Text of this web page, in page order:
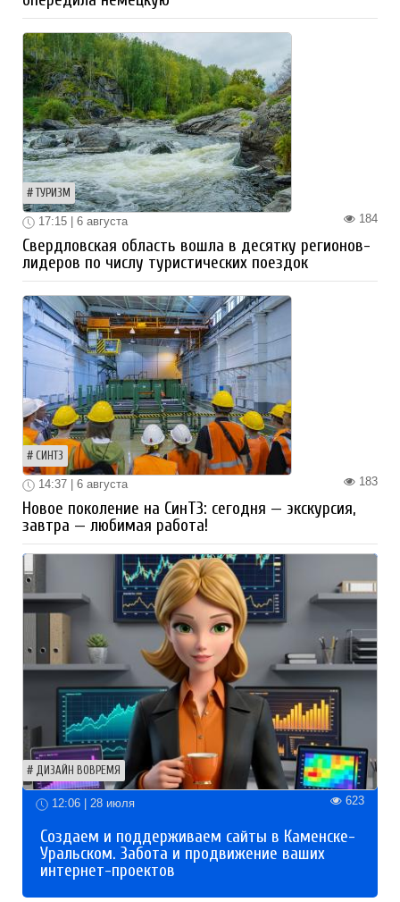
ТУРИЗМ
184
17:15 | 6 августа
Свердловская область вошла в десятку регионов-
лидеров по числу туристических поездок
СИНТЗ
183
14:37 | 6 августа
Новое поколение на СинТЗ: сегодня — экскурсия,
завтра — любимая работа!
ДИЗАЙН ВОВРЕМЯ
12:06 | 28 июля 623
Создаем и поддерживаем сайты в Каменске-
Уральском. Забота и продвижение ваших
интернет-проектов